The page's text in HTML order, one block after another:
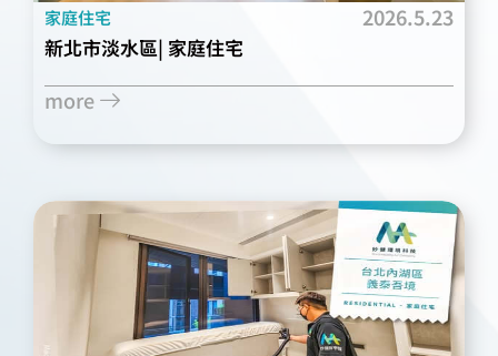
家庭住宅 2026.5.23
新北市淡水區| 家庭住宅
more